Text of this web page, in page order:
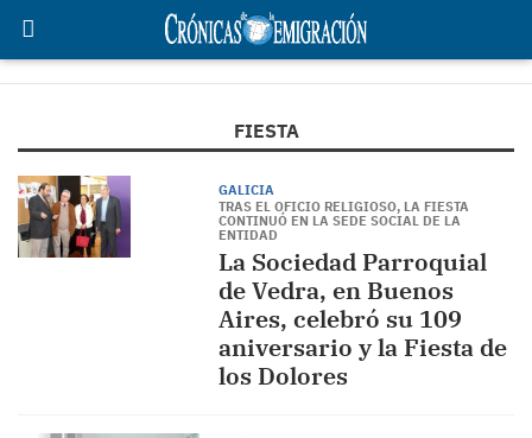
FIESTA
GALICIA
TRAS EL OFICIO RELIGIOSO, LA FIESTA
CONTINUÓ EN LA SEDE SOCIAL DE LA
ENTIDAD
La Sociedad Parroquial
de Vedra, en Buenos
Aires, celebró su 109
aniversario y la Fiesta de
los Dolores